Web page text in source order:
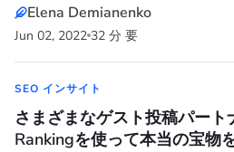
Elena Demianenko
Jun 02, 2022 32 分 要
SEO インサイト
さまざまなゲスト投稿パート
Rankingを使って本当の宝物